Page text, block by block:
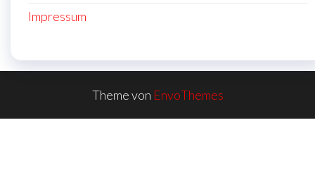
Impressum
Theme von EnvoThemes